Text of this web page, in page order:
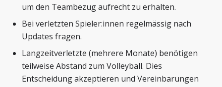
um den Teambezug aufrecht zu erhalten.
Bei verletzten Spieler:innen regelmässig nach
Updates fragen.
Langzeitverletzte (mehrere Monate) benötigen
teilweise Abstand zum Volleyball. Dies
Entscheidung akzeptieren und Vereinbarungen